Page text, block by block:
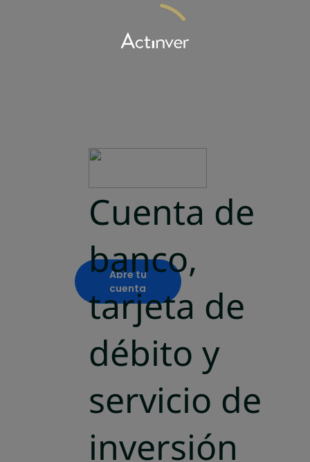
Wealth
Estrategias exclusivas, sofisticadas y
Abre tu
cuenta
Cuenta de
banco,
tarjeta de
débito y
servicio de
inversión